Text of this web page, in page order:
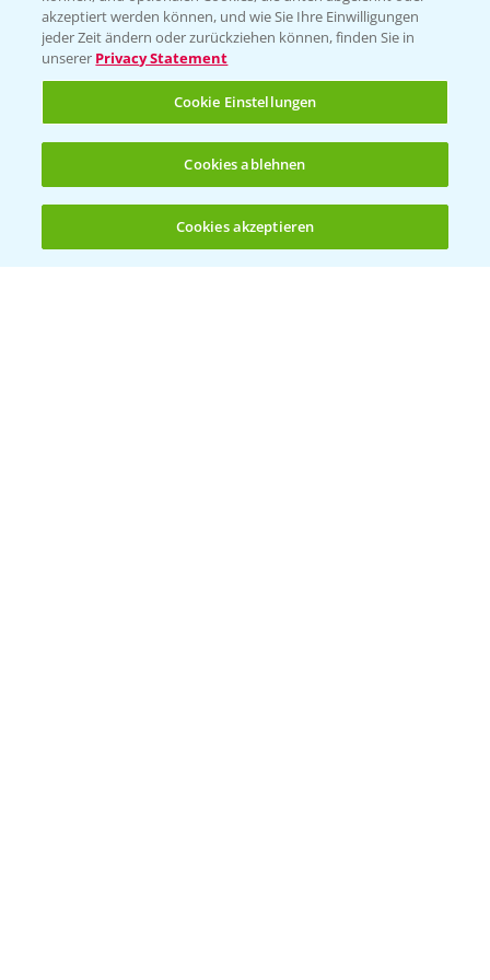
(noch 4)
Vegetables Deutschland
Infos
LINKS
Apps
Wetter Aktuell
akzeptiert werden können, und wie Sie Ihre Einwilligungen
jeder Zeit ändern oder zurückziehen können, finden Sie in
unserer Privacy Statement
Cookie Einstellungen
Cookies ablehnen
Cookies akzeptieren